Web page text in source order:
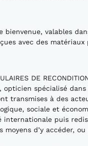
valables
avec des
DE
opticien spécialisé
transmises à des
sociale et
puis
d’y accéder,